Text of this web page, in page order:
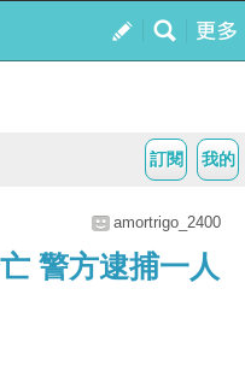
我的
訂閱
amortrigo_2400
警方逮捕一人